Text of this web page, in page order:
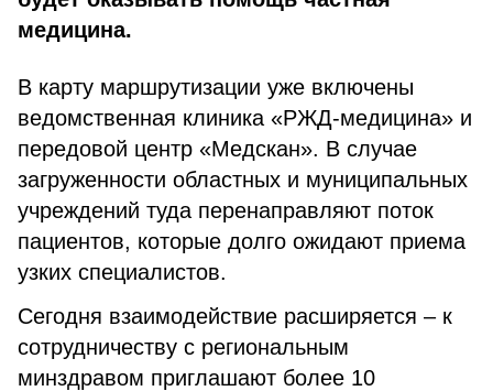
медицина.
В карту маршрутизации уже включены
ведомственная клиника «РЖД-медицина» и
передовой центр «Медскан». В случае
загруженности областных и муниципальных
учреждений туда перенаправляют поток
пациентов, которые долго ожидают приема
узких специалистов.
Сегодня взаимодействие расширяется – к
сотрудничеству с региональным
минздравом приглашают более 10